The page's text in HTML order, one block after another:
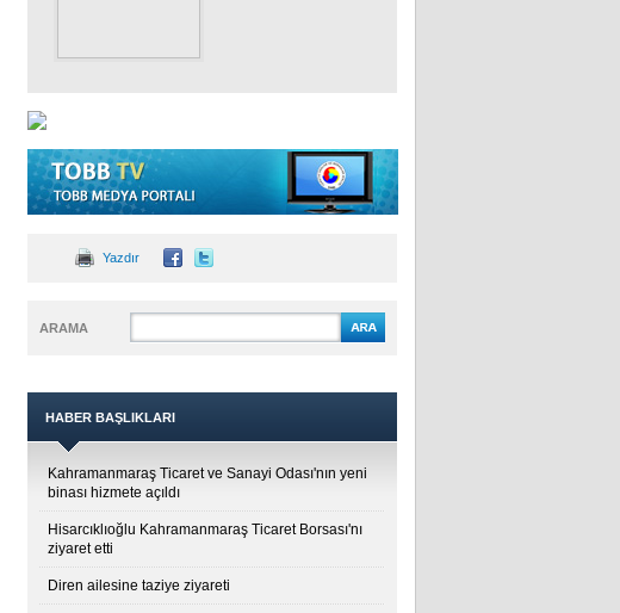
Yazdır
ARAMA
HABER BAŞLIKLARI
Kahramanmaraş Ticaret ve Sanayi Odası'nın yeni
binası hizmete açıldı
Hisarcıklıoğlu Kahramanmaraş Ticaret Borsası'nı
ziyaret etti
Diren ailesine taziye ziyareti